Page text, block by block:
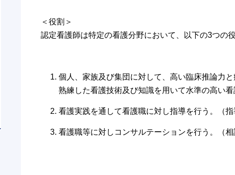
＜役割＞
認定看護師は特定の看護分野において、以下の3つの
個人、家族及び集団に対して、高い臨床推論力と
熟練した看護技術及び知識を用いて水準の高い看
看護実践を通して看護職に対し指導を行う。（指
看護職等に対しコンサルテーションを行う。（相
（日本看護協会